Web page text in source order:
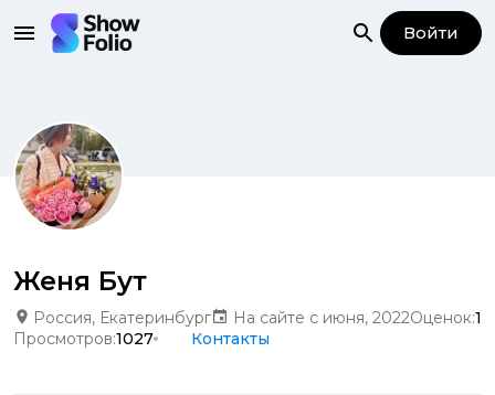
Войти
Женя Бут
Россия, Екатеринбург На сайте с июня, 2022Оценок:1
Просмотров:1027 Контакты